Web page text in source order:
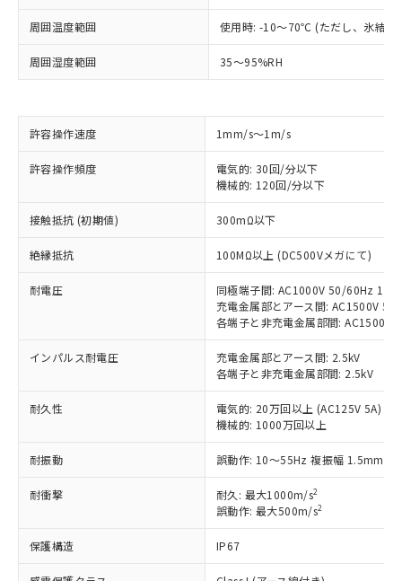
周囲温度範囲 使用時: -10～70℃ (ただし、氷結し
周囲湿度範囲 35～95%RH
許容操作速度 1mm/s～1m/s
許容操作頻度
電気的: 30回/分以下
機械的: 120回/分以下
接触抵抗 (初期値) 300mΩ以下
絶縁抵抗 100MΩ以上 (DC500Vメガにて)
耐電圧
同極端子間: AC1000V 50/60Hz
充電金属部とアース間: AC1500V
各端子と非充電金属部間: AC1500V
インパルス耐電圧
充電金属部とアース間: 2.5kV
各端子と非充電金属部間: 2.5kV
耐久性
電気的: 20万回以上 (AC125V 5A)
機械的: 1000万回以上
耐振動 誤動作: 10～55Hz 複振幅 1.5mm
耐衝撃 耐久: 最大1000m/s2
誤動作: 最大500m/s2
保護構造 IP67
ご利用条件
以下の条件をお読みいただき、同意のうえ
本サービスは、当社制御機器事業取扱
商品の当社在庫状況および標準価格
(税抜)を提供させていただくもので
当社制御機器事業取扱商品の中には、
本サービスの対象外となる商品もある
ことをご了承ください。
在庫状況および標準価格照会結果は、
記載している更新日時点での社内デー
タに基づき作成されるものであり、閲
覧された時点での実際の在庫および標
準価格とは異なる場合があることをご
※1 対応状況
対応済み：EU RoHS指令（10物質）の
非含有に対応した製品が提供可能な商品で
対応予定：EU RoHS指令（10物質）の非含
有に対応した製品に切り替える予定のある
商品です。
対応予定なし：EU RoHS指令（10物質）の
非含有に非対応の商品で、対応品を出す予
調査・確認中：EU RoHS指令（10物質）の
商品です。
非該当品：ライセンス料など無形物で、有
害物質有無と関係のない商品です。
仕入先様の事情により、非含有部品として
いたものが、含有品と判明した場合などや
むを得ず変更することがあります。
鉛(Pb) 1000ppm以下、 水銀(Hg) 1000ppm以下、 カド
六価クロム(Cr(Ⅵ)) 1000ppm以下、ポリ臭化ビフェニル
類(PBB) 1000ppm以下、ポリ臭化ジフェニルエーテル類
(PBDE) 1000ppm以下、フタル酸ビス(2-エチルヘキシ
※1 中国RoHS○×表
「○」：最大均質材料含有率が中国RoHSの
基準値以下であることを示します。
「×」：最大均質材料含有率が中国RoHSの
基準値を超えていることを示します。
「－」：未確認です。当社販売部門へお問
*中国RoHS10物質の基準値 (GB/T26572)：
Pb(鉛) :1000ppm、 Hg(水銀) : 1000ppm、 Cd(カドミウ
ム) : 100ppm、
Cr(Ⅵ)(六価クロム) : 1000ppm、 PBBs(ポリ臭化ビフェ
ニル類) : 1000ppm、 PBDEs(ポリ臭化ジフェニルエーテ
当社は、これら貴社製品のうち、外国
為替および外国貿易法に定める商品
（以下｢規制貨物等」という）を輸出
または国外への提供する場合は、日本
国政府の輸出許可(または役務取引許
可)を取得するなどの必要な手続きを
一定数以上の在庫あり